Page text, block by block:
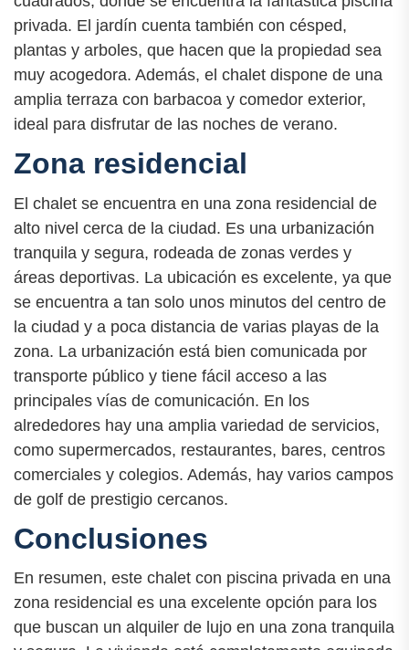
privada. El jardín cuenta también con césped,
plantas y arboles, que hacen que la propiedad sea
muy acogedora. Además, el chalet dispone de una
amplia terraza con barbacoa y comedor exterior,
ideal para disfrutar de las noches de verano.
Zona residencial
El chalet se encuentra en una zona residencial de
alto nivel cerca de la ciudad. Es una urbanización
tranquila y segura, rodeada de zonas verdes y
áreas deportivas. La ubicación es excelente, ya que
se encuentra a tan solo unos minutos del centro de
la ciudad y a poca distancia de varias playas de la
zona. La urbanización está bien comunicada por
transporte público y tiene fácil acceso a las
principales vías de comunicación. En los
alrededores hay una amplia variedad de servicios,
como supermercados, restaurantes, bares, centros
comerciales y colegios. Además, hay varios campos
de golf de prestigio cercanos.
Conclusiones
En resumen, este chalet con piscina privada en una
zona residencial es una excelente opción para los
que buscan un alquiler de lujo en una zona tranquila